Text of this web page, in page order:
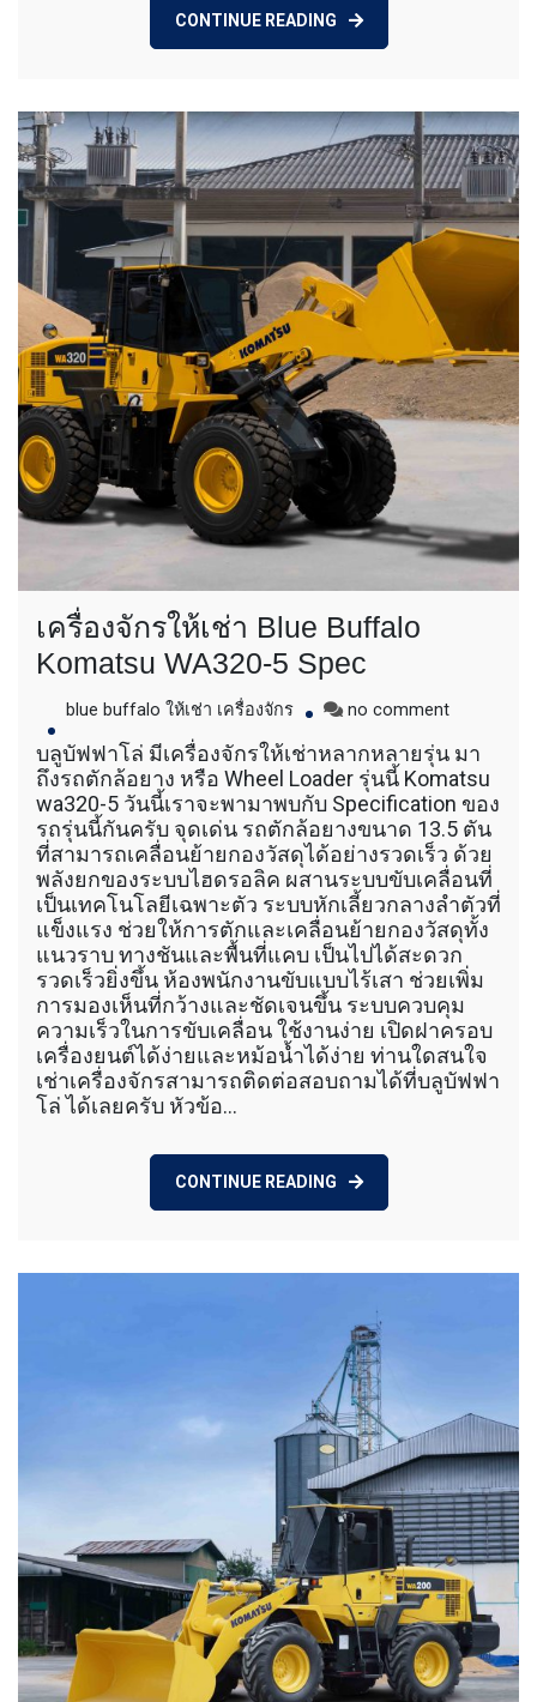
CONTINUE READING
เครื่องจักรให้เช่า Blue Buffalo
Komatsu WA320-5 Spec
blue buffalo ให้เช่า เครื่องจักร no commenton
ให้
เช่า
Blue
Buffalo
Komatsu
WA320-
5
Spec
บลูบัฟฟาโล่ มีเครื่องจักรให้เช่าหลากหลายรุ่น มา
ถึงรถตักล้อยาง หรือ Wheel Loader รุ่นนี้ Komatsu
wa320-5 วันนี้เราจะพามาพบกับ Specification ของ
รถรุ่นนี้กันครับ จุดเด่น รถตักล้อยางขนาด 13.5 ตัน
ที่สามารถเคลื่อนย้ายกองวัสดุได้อย่างรวดเร็ว ด้วย
พลังยกของระบบไฮดรอลิค ผสานระบบขับเคลื่อนที่
เป็นเทคโนโลยีเฉพาะตัว ระบบหักเลี้ยวกลางลำตัวที่
แข็งแรง ช่วยให้การตักและเคลื่อนย้ายกองวัสดุทั้ง
แนวราบ ทางชันและพื้นที่แคบ เป็นไปได้สะดวก
รวดเร็วยิ่งขึ้น ห้องพนักงานขับแบบไร้เสา ช่วยเพิ่ม
การมองเห็นที่กว้างและชัดเจนขึ้น ระบบควบคุม
ความเร็วในการขับเคลื่อน ใช้งานง่าย เปิดฝาครอบ
เครื่องยนต์ได้ง่ายและหม้อน้ำได้ง่าย ท่านใดสนใจ
เช่าเครื่องจักรสามารถติดต่อสอบถามได้ที่บลูบัฟฟา
โล่ ได้เลยครับ หัวข้อ…
CONTINUE READING